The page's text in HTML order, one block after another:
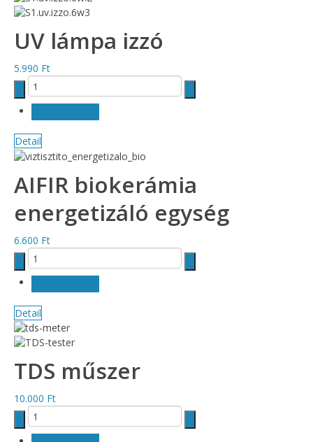
UV lámpa izzó
5.990 Ft
Detail
AIFIR biokerámia
energetizáló egység
6.600 Ft
Detail
TDS műszer
10.000 Ft